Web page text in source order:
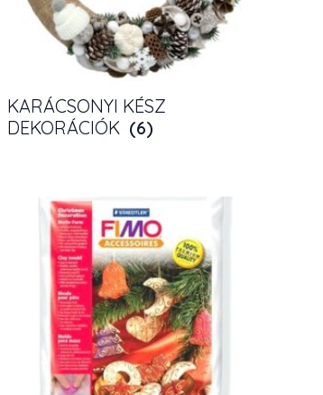
KARÁCSONYI KÉSZ
DEKORÁCIÓK (6)